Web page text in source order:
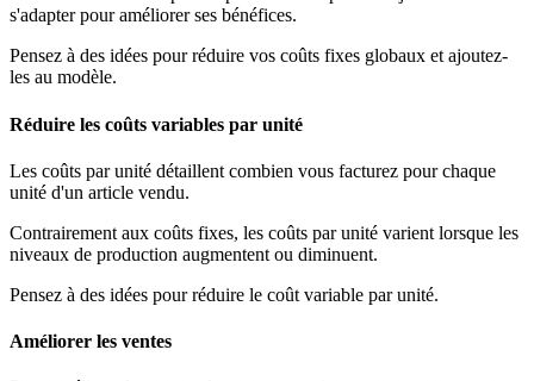
s'adapter pour améliorer ses bénéfices.
Pensez à des idées pour réduire vos coûts fixes globaux et ajoutez-
les au modèle.
Réduire les coûts variables par unité
Les coûts par unité détaillent combien vous facturez pour chaque
unité d'un article vendu.
Contrairement aux coûts fixes, les coûts par unité varient lorsque les
niveaux de production augmentent ou diminuent.
Pensez à des idées pour réduire le coût variable par unité.
Améliorer les ventes